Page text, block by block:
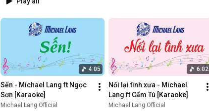
Theo dõi Michael Lang tại:
► Facebook:
https://
► TikTok: https://
► Website: https://
4:05
Sến - Michael Lang ft Ngọc
Sơn [Karaoke]
Michael Lang Official
6:02
Nối lại tình xưa - Michael
Lang ft Cẩm Tú [Karaoke]
Michael Lang Official